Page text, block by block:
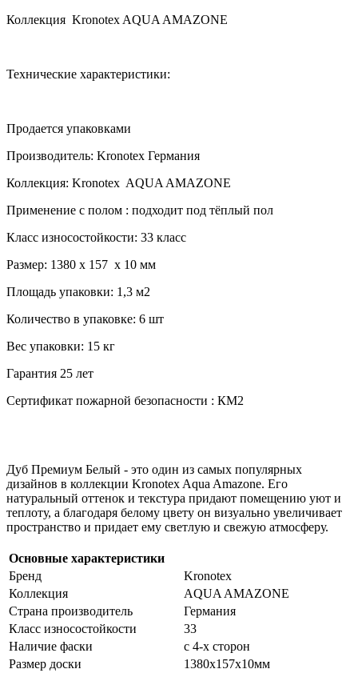
Коллекция Kronotex AQUA AMAZONE
Технические характеристики:
Продается упаковками
Производитель: Kronotex Германия
Коллекция: Kronotex AQUA AMAZONE
Применение с полом : подходит под тёплый пол
Класс износостойкости: 33 класс
Размер: 1380 х 157 х 10 мм
Площадь упаковки: 1,3 м2
Количество в упаковке: 6 шт
Вес упаковки: 15 кг
Гарантия 25 лет
Сертификат пожарной безопасности : КМ2
Дуб Премиум Белый - это один из самых популярных
дизайнов в коллекции Kronotex Aqua Amazone. Его
натуральный оттенок и текстура придают помещению уют и
теплоту, а благодаря белому цвету он визуально увеличивает
пространство и придает ему светлую и свежую атмосферу.
Основные характеристики
Бренд
Kronotex
Коллекция
AQUA AMAZONE
Страна производитель
Германия
Класс износостойкости
33
Наличие фаски
с 4-х сторон
Размер доски
1380х157х10мм